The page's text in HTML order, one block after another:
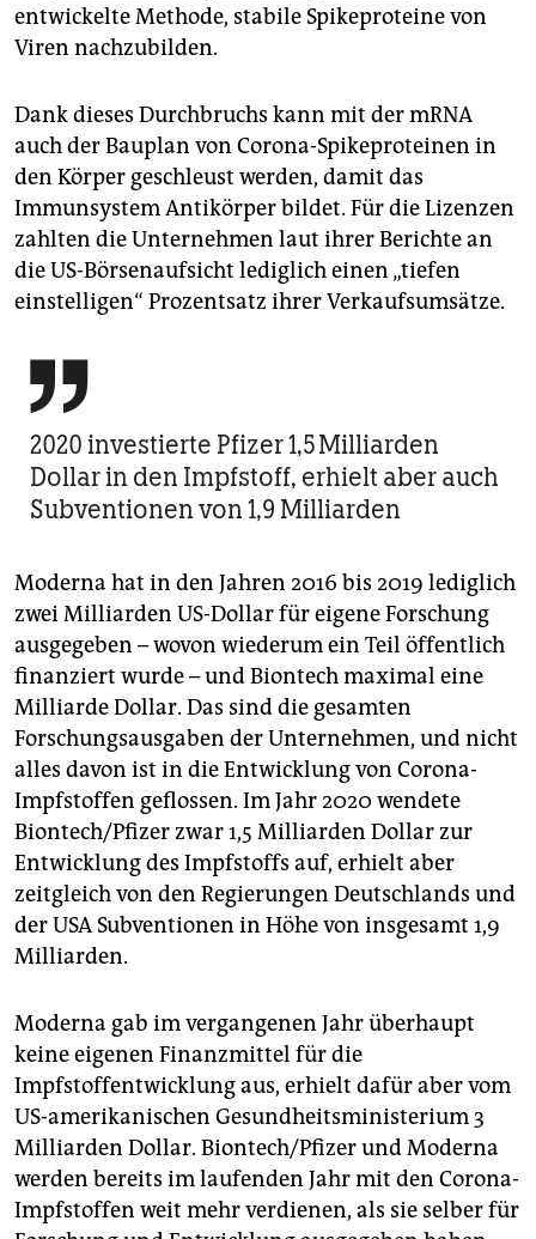
entwickelte Methode, stabile Spikeproteine von
Viren nachzubilden.
Dank dieses Durchbruchs kann mit der mRNA
auch der Bauplan von Corona-Spikeproteinen in
den Körper geschleust werden, damit das
Immunsystem Antikörper bildet. Für die Lizenzen
zahlten die Unternehmen laut ihrer Berichte an
die US-Börsenaufsicht lediglich einen „tiefen
einstelligen“ Prozentsatz ihrer Verkaufsumsätze.

2020 investierte Pfizer 1,5 Milliarden
Dollar in den Impfstoff, erhielt aber auch
Subventionen von 1,9 Milliarden
Moderna hat in den Jahren 2016 bis 2019 lediglich
zwei Milliarden US-Dollar für eigene Forschung
ausgegeben – wovon wiederum ein Teil öffentlich
finanziert wurde – und Biontech maximal eine
Milliarde Dollar. Das sind die gesamten
Forschungsausgaben der Unternehmen, und nicht
alles davon ist in die Entwicklung von Corona-
Impfstoffen geflossen. Im Jahr 2020 wendete
Biontech/Pfizer zwar 1,5 Milliarden Dollar zur
Entwicklung des Impfstoffs auf, erhielt aber
zeitgleich von den Regierungen Deutschlands und
der USA Subventionen in Höhe von insgesamt 1,9
Milliarden.
Moderna gab im vergangenen Jahr überhaupt
keine eigenen Finanzmittel für die
Impfstoffentwicklung aus, erhielt dafür aber vom
US-amerikanischen Gesundheitsministerium 3
Milliarden Dollar. Biontech/Pfizer und Moderna
werden bereits im laufenden Jahr mit den Corona-
Impfstoffen weit mehr verdienen, als sie selber für